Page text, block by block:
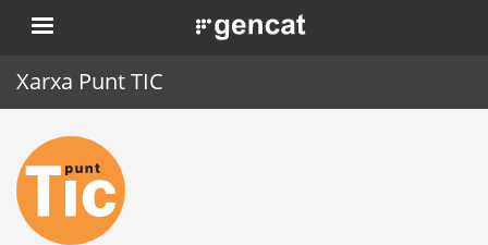
Skip
to
. Obre en una nova finestra.
Xarxa Punt TIC
Home
Punt TIC